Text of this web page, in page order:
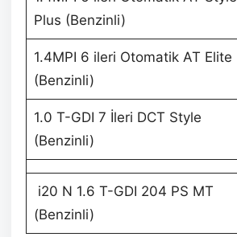
Plus (Benzinli)
1.4MPI 6 ileri Otomatik AT Elite
(Benzinli)
1.0 T-GDI 7 İleri DCT Style
(Benzinli)
i20 N 1.6 T-GDI 204 PS MT
(Benzinli)